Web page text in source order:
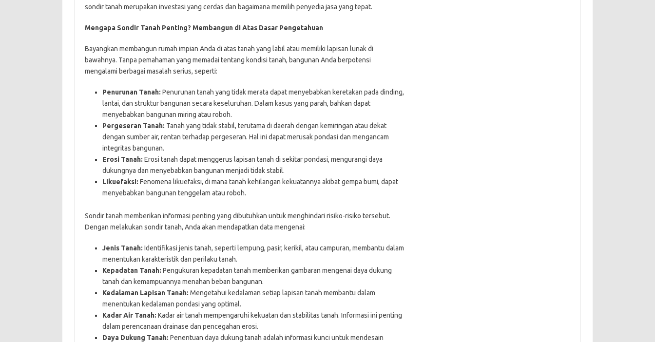
sondir tanah merupakan investasi yang cerdas dan bagaimana memilih penyedia jasa yang tepat.
Mengapa Sondir Tanah Penting? Membangun di Atas Dasar Pengetahuan
Bayangkan membangun rumah impian Anda di atas tanah yang labil atau memiliki lapisan lunak di
bawahnya. Tanpa pemahaman yang memadai tentang kondisi tanah, bangunan Anda berpotensi
mengalami berbagai masalah serius, seperti:
Penurunan Tanah: Penurunan tanah yang tidak merata dapat menyebabkan keretakan pada dinding,
lantai, dan struktur bangunan secara keseluruhan. Dalam kasus yang parah, bahkan dapat
menyebabkan bangunan miring atau roboh.
Pergeseran Tanah: Tanah yang tidak stabil, terutama di daerah dengan kemiringan atau dekat
dengan sumber air, rentan terhadap pergeseran. Hal ini dapat merusak pondasi dan mengancam
integritas bangunan.
Erosi Tanah: Erosi tanah dapat menggerus lapisan tanah di sekitar pondasi, mengurangi daya
dukungnya dan menyebabkan bangunan menjadi tidak stabil.
Likuefaksi: Fenomena likuefaksi, di mana tanah kehilangan kekuatannya akibat gempa bumi, dapat
menyebabkan bangunan tenggelam atau roboh.
Sondir tanah memberikan informasi penting yang dibutuhkan untuk menghindari risiko-risiko tersebut.
Dengan melakukan sondir tanah, Anda akan mendapatkan data mengenai:
Jenis Tanah: Identifikasi jenis tanah, seperti lempung, pasir, kerikil, atau campuran, membantu dalam
menentukan karakteristik dan perilaku tanah.
Kepadatan Tanah: Pengukuran kepadatan tanah memberikan gambaran mengenai daya dukung
tanah dan kemampuannya menahan beban bangunan.
Kedalaman Lapisan Tanah: Mengetahui kedalaman setiap lapisan tanah membantu dalam
menentukan kedalaman pondasi yang optimal.
Kadar Air Tanah: Kadar air tanah mempengaruhi kekuatan dan stabilitas tanah. Informasi ini penting
dalam perencanaan drainase dan pencegahan erosi.
Daya Dukung Tanah: Penentuan daya dukung tanah adalah informasi kunci untuk mendesain